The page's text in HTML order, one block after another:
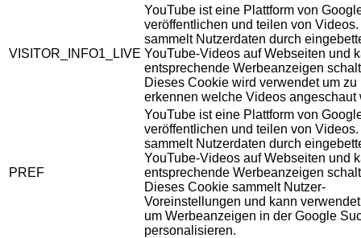
VISITOR_INFO1_LIVE
YouTube ist eine Plattform von
veröffentlichen und teilen von
sammelt Nutzerdaten durch
YouTube-Videos auf Webseiten und
entsprechende Werbeanzeigen
Dieses Cookie wird verwendet um zu
erkennen welche Videos angeschaut
PREF
YouTube ist eine Plattform von
veröffentlichen und teilen von
sammelt Nutzerdaten durch
YouTube-Videos auf Webseiten und
entsprechende Werbeanzeigen
Dieses Cookie sammelt Nutzer-
Voreinstellungen und kann
um Werbeanzeigen in der Google
personalisieren.